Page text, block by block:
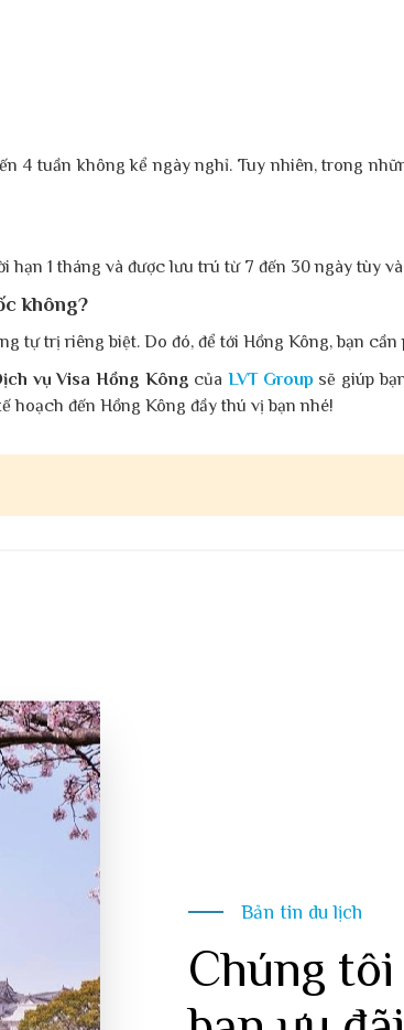
4 tuần không kể ngày nghỉ. Tuy nhiên, trong
1 tháng và được lưu trú từ 7 đến 30 ngày tùy
không?
tự trị riêng biệt. Do đó, để tới Hồng Kông, bạn
vụ Visa Hồng Kông củaLVT Groupsẽ giúp
hoạch đến Hồng Kông đầy thú vị bạn nhé!
Bản tin du lịch
Chúng